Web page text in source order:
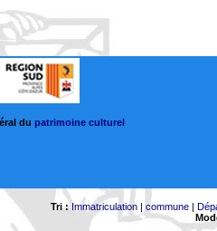
du patrimoine culturel
Tri : Immatriculation |commune |